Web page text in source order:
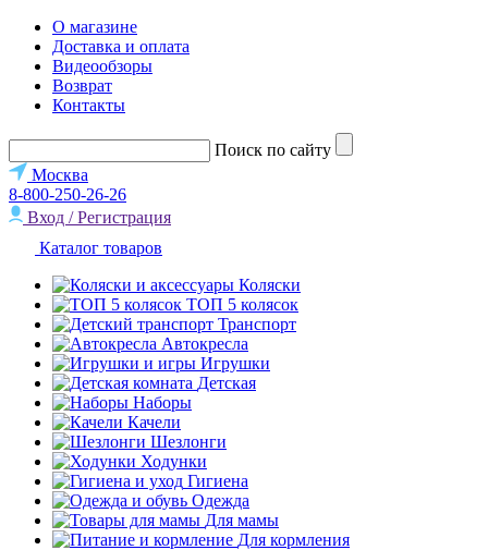
О магазине
Доставка и оплата
Видеообзоры
Возврат
Контакты
Поиск по сайту
Москва
8-800-250-26-26
Вход / Регистрация
Каталог товаров
Коляски
ТОП 5 колясок
Транспорт
Автокресла
Игрушки
Детская
Наборы
Качели
Шезлонги
Ходунки
Гигиена
Одежда
Для мамы
Для кормления